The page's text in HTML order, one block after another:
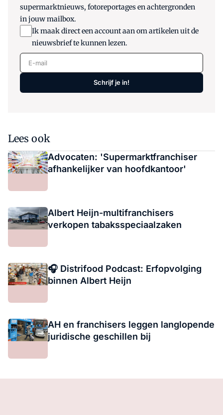
supermarktnieuws, fotoreportages en achtergronden
in jouw mailbox.
Ik maak direct een account aan om artikelen uit de
nieuwsbrief te kunnen lezen.
E-mail
Schrijf je in!
Lees ook
Advocaten: 'Supermarktfranchiser
afhankelijker van hoofdkantoor'
Albert Heijn-multifranchisers
verkopen tabaksspeciaalzaken
🎧 Distrifood Podcast: Erfopvolging
binnen Albert Heijn
AH en franchisers leggen langlopende
juridische geschillen bij